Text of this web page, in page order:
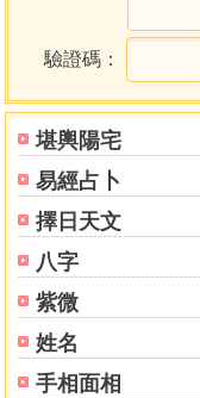
堪輿陽宅
易經占卜
擇日天文
八字
紫微
姓名
手相面相
水天需
天水訟
地水師
水地比
風天小畜
天澤履
地天泰
天地否
天火同人
火天大有
地山謙
雷地豫
驗證碼：